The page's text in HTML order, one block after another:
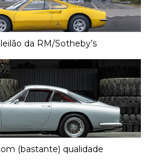
da RM/Sotheby’s
(bastante) qualidade